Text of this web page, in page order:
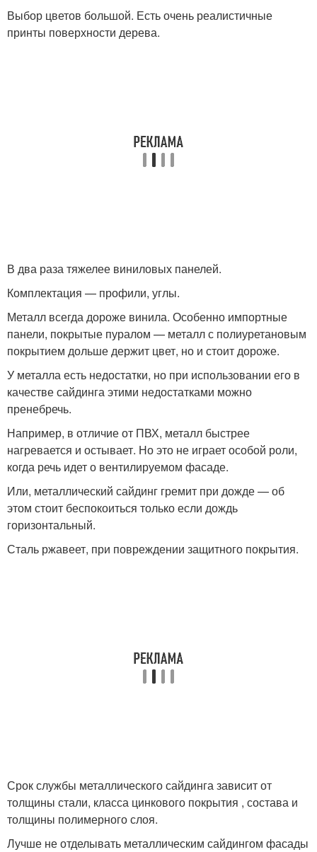
Выбор цветов большой. Есть очень реалистичные
принты поверхности дерева.
В два раза тяжелее виниловых панелей.
Комплектация — профили, углы.
Металл всегда дороже винила. Особенно импортные
панели, покрытые пуралом — металл с полиуретановым
покрытием дольше держит цвет, но и стоит дороже.
У металла есть недостатки, но при использовании его в
качестве сайдинга этими недостатками можно
пренебречь.
Например, в отличие от ПВХ, металл быстрее
нагревается и остывает. Но это не играет особой роли,
когда речь идет о вентилируемом фасаде.
Или, металлический сайдинг гремит при дожде — об
этом стоит беспокоиться только если дождь
горизонтальный.
Сталь ржавеет, при повреждении защитного покрытия.
Срок службы металлического сайдинга зависит от
толщины стали, класса цинкового покрытия , состава и
толщины полимерного слоя.
Лучше не отделывать металлическим сайдингом фасады